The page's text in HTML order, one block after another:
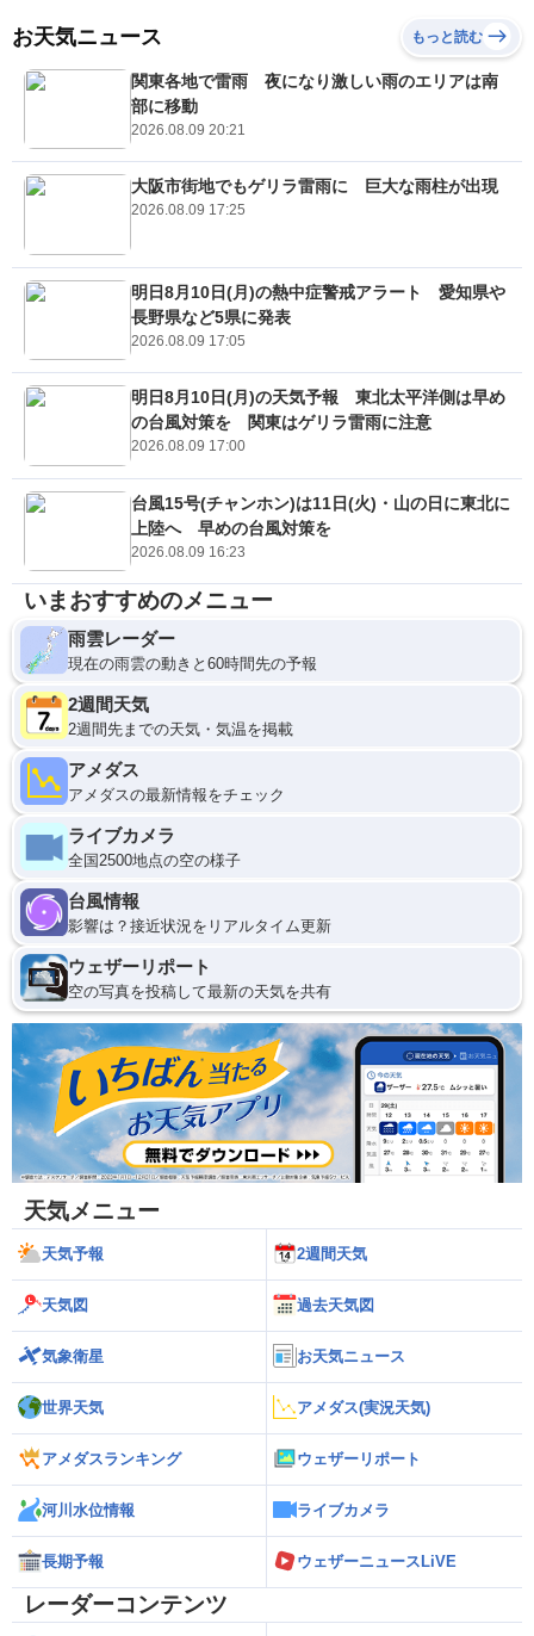
お天気ニュース もっと読む
関東各地で雷雨 夜になり激しい雨のエリアは南
部に移動
2026.08.09 20:21
大阪市街地でもゲリラ雷雨に 巨大な雨柱が出現
2026.08.09 17:25
明日8月10日(月)の熱中症警戒アラート 愛知県や
長野県など5県に発表
2026.08.09 17:05
明日8月10日(月)の天気予報 東北太平洋側は早め
の台風対策を 関東はゲリラ雷雨に注意
2026.08.09 17:00
台風15号(チャンホン)は11日(火)・山の日に東北に
上陸へ 早めの台風対策を
2026.08.09 16:23
いまおすすめのメニュー
雨雲レーダー
現在の雨雲の動きと60時間先の予報
2週間天気
2週間先までの天気・気温を掲載
アメダス
アメダスの最新情報をチェック
ライブカメラ
全国2500地点の空の様子
台風情報
影響は？接近状況をリアルタイム更新
ウェザーリポート
空の写真を投稿して最新の天気を共有
天気メニュー
天気予報 2週間天気
天気図 過去天気図
気象衛星 お天気ニュース
世界天気 アメダス(実況天気)
アメダスランキング ウェザーリポート
河川水位情報 ライブカメラ
長期予報 ウェザーニュースLiVE
レーダーコンテンツ